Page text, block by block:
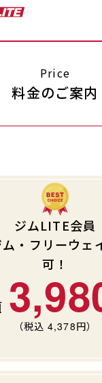
スタジオプ
休会お手続き
アクセス
よくあるご
お手続きをする
会する WEBで入
サービス等詳しく
へトップ
料金のご案内
店舗情報・
JOYFIT
店舗を
Price
料金のご案内
ジムLITE会員
・フリーウェ
可！
（税込 4,378円）